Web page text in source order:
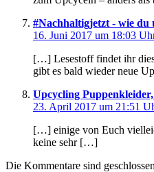
#Nachhaltigjetzt - wie du
16. Juni 2017 um 18:03
[…] Lesestoff findet ihr
gibt es bald wieder neue
Upcycling
23. April 2017 um 21:51
[…] einige von Euch
keine sehr […]
Die Kommentare sind